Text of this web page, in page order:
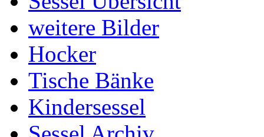
weitere Bilder
Hocker
Tische Bänke
Kindersessel